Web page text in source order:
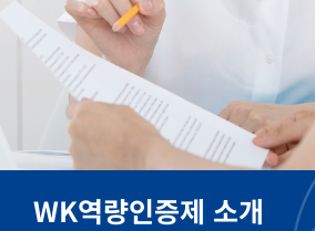
WK역량인증제 소개